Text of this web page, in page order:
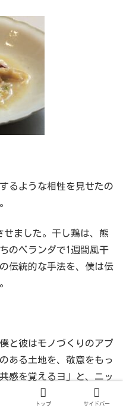
るような相性を見せたの
せました。干し鶏は、熊
のベランダで1週間風干
伝統的な手法を、僕は伝
と彼はモノづくりのアプ
ある土地を、敬意をもっ
感を覚えるヨ」と、ニッ
トップ サイドバー